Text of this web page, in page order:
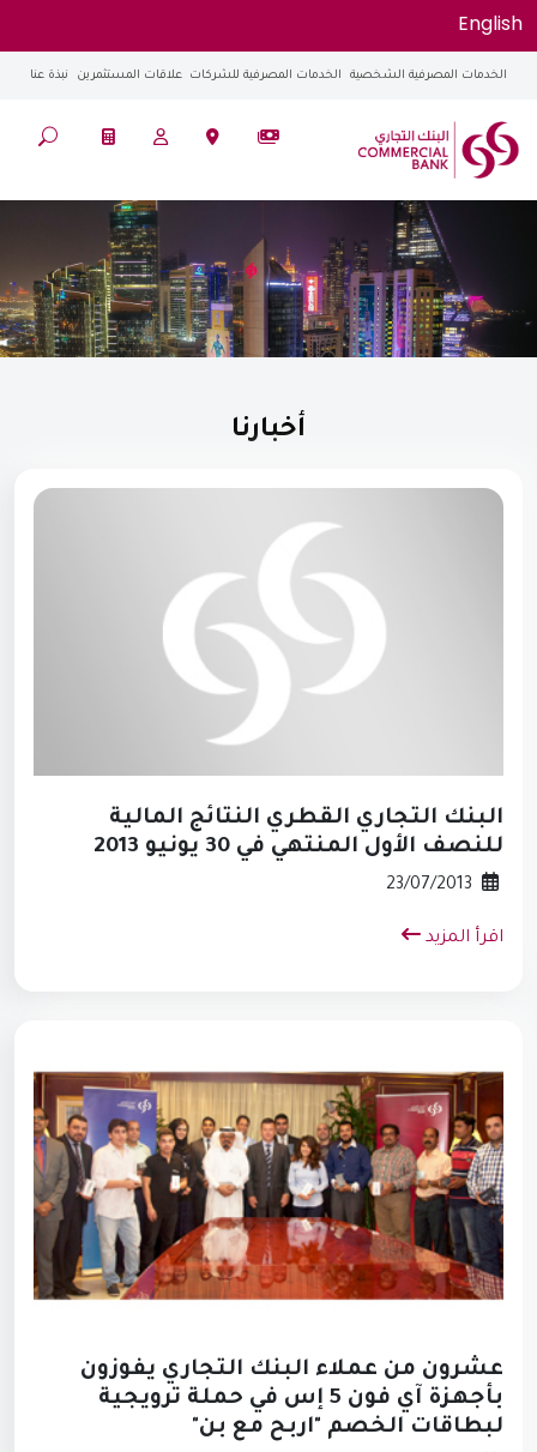
English
الخدمات المصرفية الشخصية الخدمات المصرفية للشركات علاقات المستثمرين نبذة عنا
أخبارنا
البنك التجاري القطري النتائج المالية
للنصف الأول المنتهي في 30 يونيو 2013
اقرأ المزيد
عشرون من عملاء البنك التجاري يفوزون
بأجهزة آي فون 5 إس في حملة ترويجية
لبطاقات الخصم "اربح مع بن"